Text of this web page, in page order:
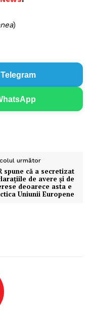
)
următor
spune că a secretizat
de avere și de
deoarece asta e
Uniunii Europene